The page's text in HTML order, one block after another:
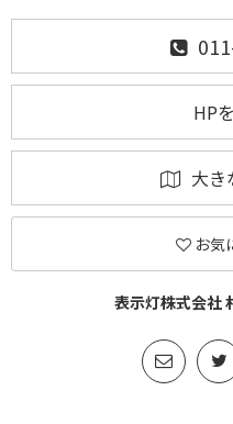
HP
大き
お気
表示灯株式会社